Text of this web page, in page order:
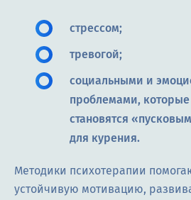
стрессом;
тревогой;
социальными и
проблемами, которые
становятся
для курения.
Методики психотерапии
устойчивую мотивацию,